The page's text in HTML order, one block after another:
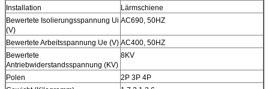
Installation
Lärmschiene
Bewertete Isolierungsspannung Ui
(V)
AC690, 50HZ
Bewertete Arbeitsspannung Ue (V) AC400, 50HZ
Bewertete
Antriebwiderstandsspannung (KV)
8KV
Polen
2P 3P 4P